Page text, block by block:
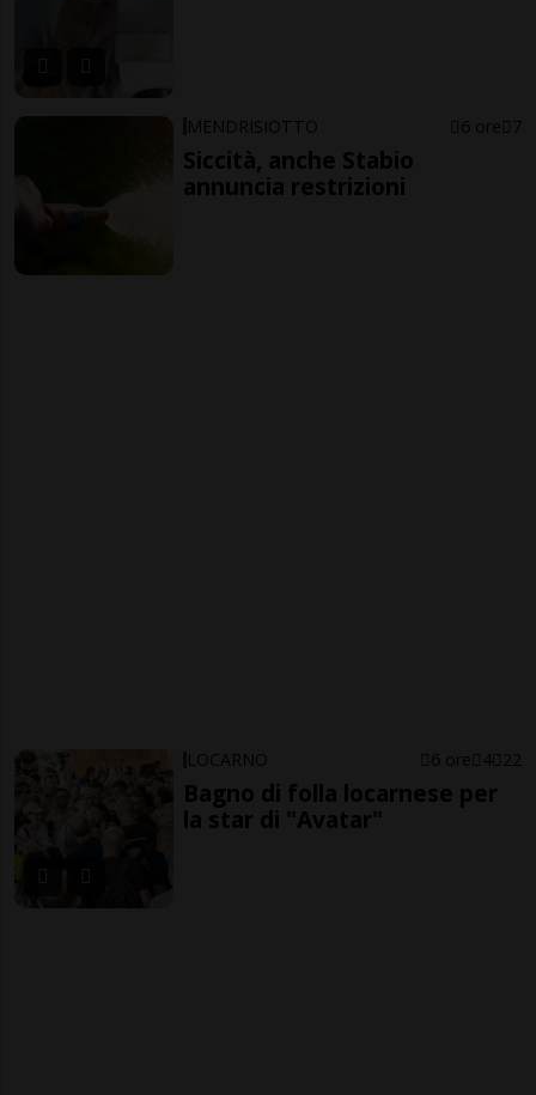
MENDRISIOTTO 6 ore 7
Siccità, anche Stabio
annuncia restrizioni
LOCARNO 6 ore 4 22
Bagno di folla locarnese per
la star di "Avatar"